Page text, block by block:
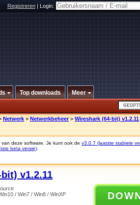
Registreren|Login:
Top downloads Meer
Netwerk > Netwerkbeheer > Wireshark (64-bit) v1.2.11
deze software. Je kunt ook de v3.0.7 (laatste stabiele
beta versie)
v1.2.11
/ Win7 / Win8 / WinXP